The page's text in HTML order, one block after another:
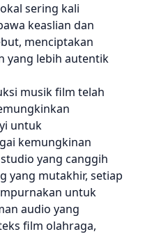
sering kali
keaslian dan
menciptakan
yang lebih autentik
musik film telah
untuk
kemungkinan
yang canggih
yang mutakhir, setiap
untuk
audio yang
film olahraga,